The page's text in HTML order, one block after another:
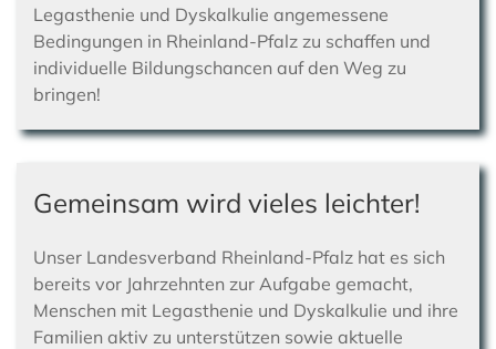
Legasthenie und Dyskalkulie angemessene
Bedingungen in Rheinland-Pfalz zu schaffen und
individuelle Bildungschancen auf den Weg zu
bringen!
Gemeinsam wird vieles leichter!
Unser Landesverband Rheinland-Pfalz hat es sich
bereits vor Jahrzehnten zur Aufgabe gemacht,
Menschen mit Legasthenie und Dyskalkulie und ihre
Familien aktiv zu unterstützen sowie aktuelle